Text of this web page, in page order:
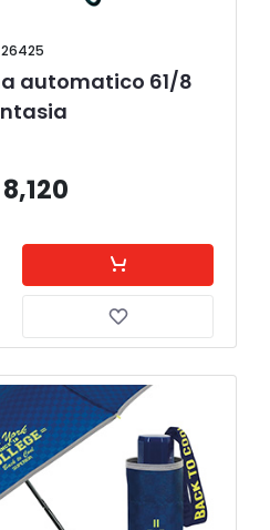
26425
automatico 61/8